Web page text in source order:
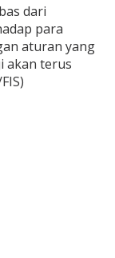
dari
para
aturan yang
akan terus